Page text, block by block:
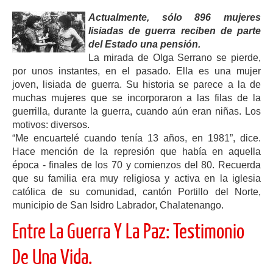
Actualmente, sólo 896 mujeres
lisiadas de guerra reciben de parte
del Estado una pensión.
La mirada de Olga Serrano se pierde,
por unos instantes, en el pasado. Ella es una mujer
joven, lisiada de guerra. Su historia se parece a la de
muchas mujeres que se incorporaron a las filas de la
guerrilla, durante la guerra, cuando aún eran niñas. Los
motivos: diversos.
“Me encuartelé cuando tenía 13 años, en 1981”, dice.
Hace mención de la represión que había en aquella
época - finales de los 70 y comienzos del 80. Recuerda
que su familia era muy religiosa y activa en la iglesia
católica de su comunidad, cantón Portillo del Norte,
municipio de San Isidro Labrador, Chalatenango.
Entre La Guerra Y La Paz: Testimonio
De Una Vida.